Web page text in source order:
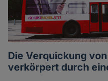
Die Verquickung
verkörpert durch
und
Cookies